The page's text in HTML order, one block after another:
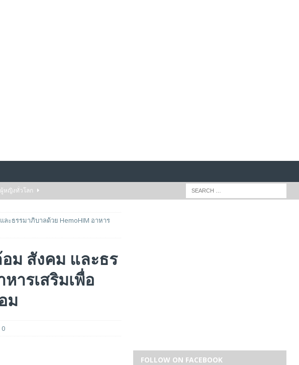
หญิงทั่วโลก
า
ENERGY
กลุ่ม M4V ที่ใช้
and Storage
ละธรรมาภิบาลด้วย HemoHIM อาหาร
ม สังคม และธร
ารเสริมเพื่อ
ม
0
FOLLOW ON FACEBOOK